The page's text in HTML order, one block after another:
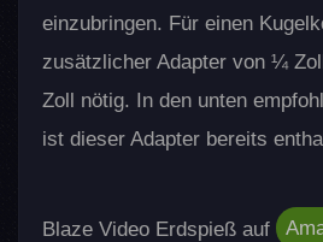
einzubringen. Für einen
zusätzlicher Adapter von ¼
Zoll nötig. In den unten
ist dieser Adapter bereits
Blaze Video Erdspieß auf